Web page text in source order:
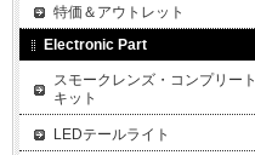
特価＆アウトレット
Electronic Part
スモークレンズ・コンプリート
キット
LEDテールライト